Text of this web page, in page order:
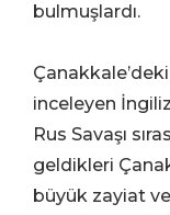
bulmuşlardı.
inceleyen
Rus Savaşı
geldikleri
büyük zayiat